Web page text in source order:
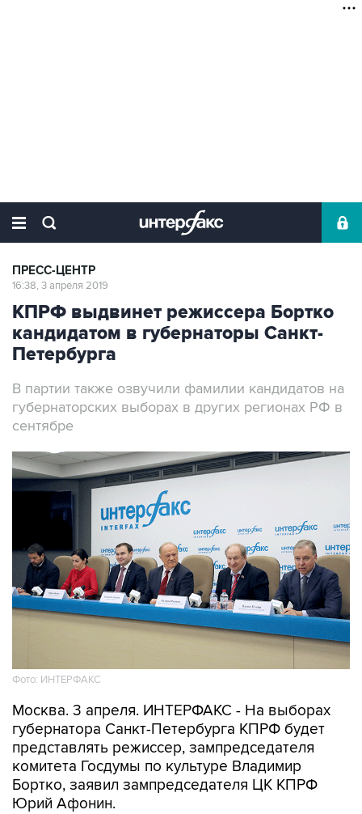
ПРЕСС-ЦЕНТР
16:38, 3 апреля 2019
КПРФ выдвинет режиссера Бортко
кандидатом в губернаторы Санкт-
Петербурга
В партии также озвучили фамилии кандидатов на
губернаторских выборах в других регионах РФ в
сентябре
Фото: ИНТЕРФАКС
Москва. 3 апреля. ИНТЕРФАКС - На выборах
губернатора Санкт-Петербурга КПРФ будет
представлять режиссер, зампредседателя
комитета Госдумы по культуре Владимир
Бортко, заявил зампредседателя ЦК КПРФ
Юрий Афонин.